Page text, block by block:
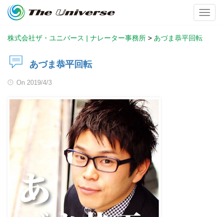
株式会社ザ・ユニバース | ナレーター事務所 > あづま恭平回転
あづま恭平回転
On 2019/4/3